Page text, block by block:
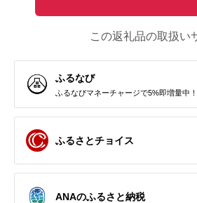
この返礼品の取扱い
ふるなび
ふるなびマネーチャージで5%即増量中！
ふるさとチョイス
ANAのふるさと納税